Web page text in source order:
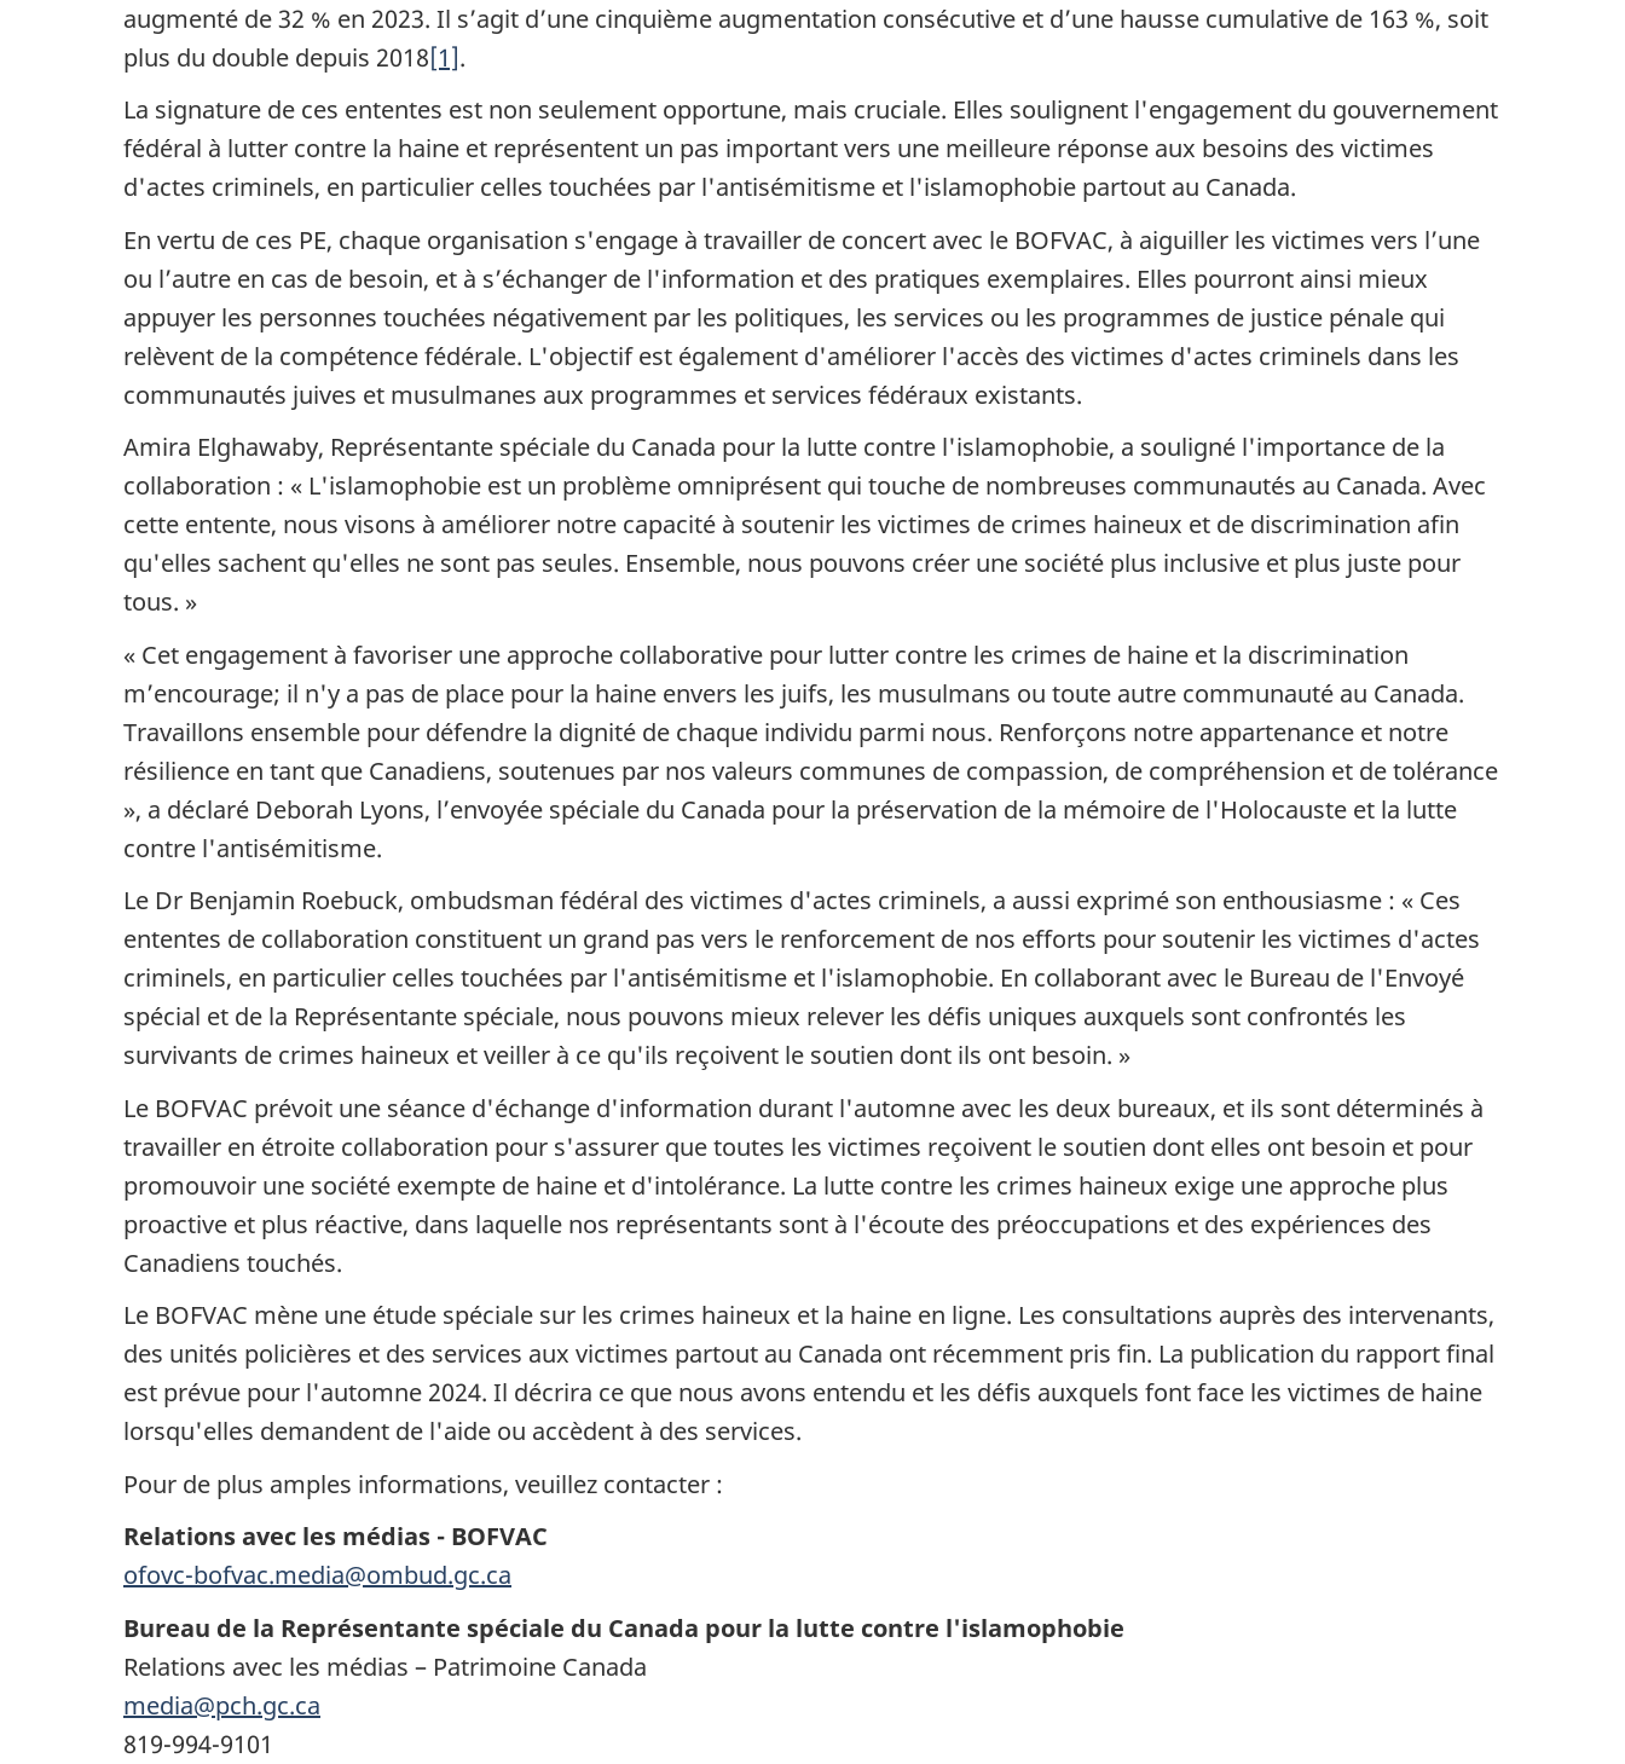
augmenté de 32 % en 2023. Il s’agit d’une cinquième augmentation consécutive et d’une hausse cumulative de 163 %, soit
plus du double depuis 2018[1].
La signature de ces ententes est non seulement opportune, mais cruciale. Elles soulignent l'engagement du gouvernement
fédéral à lutter contre la haine et représentent un pas important vers une meilleure réponse aux besoins des victimes
d'actes criminels, en particulier celles touchées par l'antisémitisme et l'islamophobie partout au Canada.
En vertu de ces PE, chaque organisation s'engage à travailler de concert avec le BOFVAC, à aiguiller les victimes vers l’une
ou l’autre en cas de besoin, et à s’échanger de l'information et des pratiques exemplaires. Elles pourront ainsi mieux
appuyer les personnes touchées négativement par les politiques, les services ou les programmes de justice pénale qui
relèvent de la compétence fédérale. L'objectif est également d'améliorer l'accès des victimes d'actes criminels dans les
communautés juives et musulmanes aux programmes et services fédéraux existants.
Amira Elghawaby, Représentante spéciale du Canada pour la lutte contre l'islamophobie, a souligné l'importance de la
collaboration : « L'islamophobie est un problème omniprésent qui touche de nombreuses communautés au Canada. Avec
cette entente, nous visons à améliorer notre capacité à soutenir les victimes de crimes haineux et de discrimination afin
qu'elles sachent qu'elles ne sont pas seules. Ensemble, nous pouvons créer une société plus inclusive et plus juste pour
tous. »
« Cet engagement à favoriser une approche collaborative pour lutter contre les crimes de haine et la discrimination
m’encourage; il n'y a pas de place pour la haine envers les juifs, les musulmans ou toute autre communauté au Canada.
Travaillons ensemble pour défendre la dignité de chaque individu parmi nous. Renforçons notre appartenance et notre
résilience en tant que Canadiens, soutenues par nos valeurs communes de compassion, de compréhension et de tolérance
», a déclaré Deborah Lyons, l’envoyée spéciale du Canada pour la préservation de la mémoire de l'Holocauste et la lutte
contre l'antisémitisme.
Le Dr Benjamin Roebuck, ombudsman fédéral des victimes d'actes criminels, a aussi exprimé son enthousiasme : « Ces
ententes de collaboration constituent un grand pas vers le renforcement de nos efforts pour soutenir les victimes d'actes
criminels, en particulier celles touchées par l'antisémitisme et l'islamophobie. En collaborant avec le Bureau de l'Envoyé
spécial et de la Représentante spéciale, nous pouvons mieux relever les défis uniques auxquels sont confrontés les
survivants de crimes haineux et veiller à ce qu'ils reçoivent le soutien dont ils ont besoin. »
Le BOFVAC prévoit une séance d'échange d'information durant l'automne avec les deux bureaux, et ils sont déterminés à
travailler en étroite collaboration pour s'assurer que toutes les victimes reçoivent le soutien dont elles ont besoin et pour
promouvoir une société exempte de haine et d'intolérance. La lutte contre les crimes haineux exige une approche plus
proactive et plus réactive, dans laquelle nos représentants sont à l'écoute des préoccupations et des expériences des
Canadiens touchés.
Le BOFVAC mène une étude spéciale sur les crimes haineux et la haine en ligne. Les consultations auprès des intervenants,
des unités policières et des services aux victimes partout au Canada ont récemment pris fin. La publication du rapport final
est prévue pour l'automne 2024. Il décrira ce que nous avons entendu et les défis auxquels font face les victimes de haine
lorsqu'elles demandent de l'aide ou accèdent à des services.
Pour de plus amples informations, veuillez contacter :
Relations avec les médias - BOFVAC
ofovc-bofvac.media@ombud.gc.ca
Bureau de la Représentante spéciale du Canada pour la lutte contre l'islamophobie
Relations avec les médias – Patrimoine Canada
media@pch.gc.ca
819-994-9101